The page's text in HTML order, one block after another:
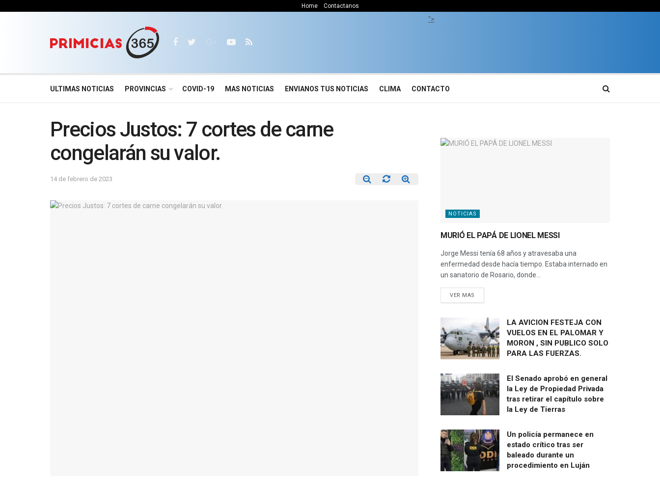
Home Contactanos
">
ULTIMAS NOTICIAS PROVINCIAS COVID-19 MAS NOTICIAS ENVIANOS TUS NOTICIAS CLIMA CONTACTO
Precios Justos: 7 cortes de carne
congelarán su valor.
14 de febrero de 2023
NOTICIAS
MURIÓ EL PAPÁ DE LIONEL MESSI
Jorge Messi tenía 68 años y atravesaba una
enfermedad desde hacía tiempo. Estaba internado en
un sanatorio de Rosario, donde...
VER MAS
LA AVICION FESTEJA CON
VUELOS EN EL PALOMAR Y
MORON , SIN PUBLICO SOLO
PARA LAS FUERZAS.
El Senado aprobó en general
la Ley de Propiedad Privada
tras retirar el capítulo sobre
la Ley de Tierras
Un policía permanece en
estado crítico tras ser
baleado durante un
procedimiento en Luján